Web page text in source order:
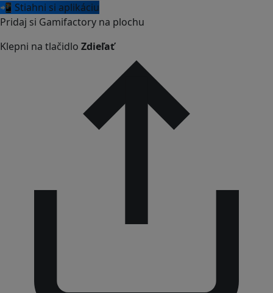
📲 Stiahni si aplikáciu
Pridaj si Gamifactory na plochu
Klepni na tlačidlo Zdieľať